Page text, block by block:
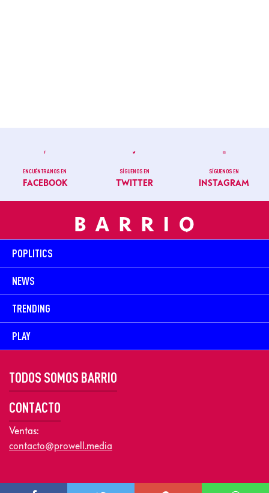
ENCUÉNTRANOS EN
FACEBOOK
SÍGUENOS EN
TWITTER
SÍGUENOS EN
INSTAGRAM
POPLITICS
NEWS
TRENDING
PLAY
TODOS SOMOS BARRIO
CONTACTO
Ventas:
contacto@prowell.media